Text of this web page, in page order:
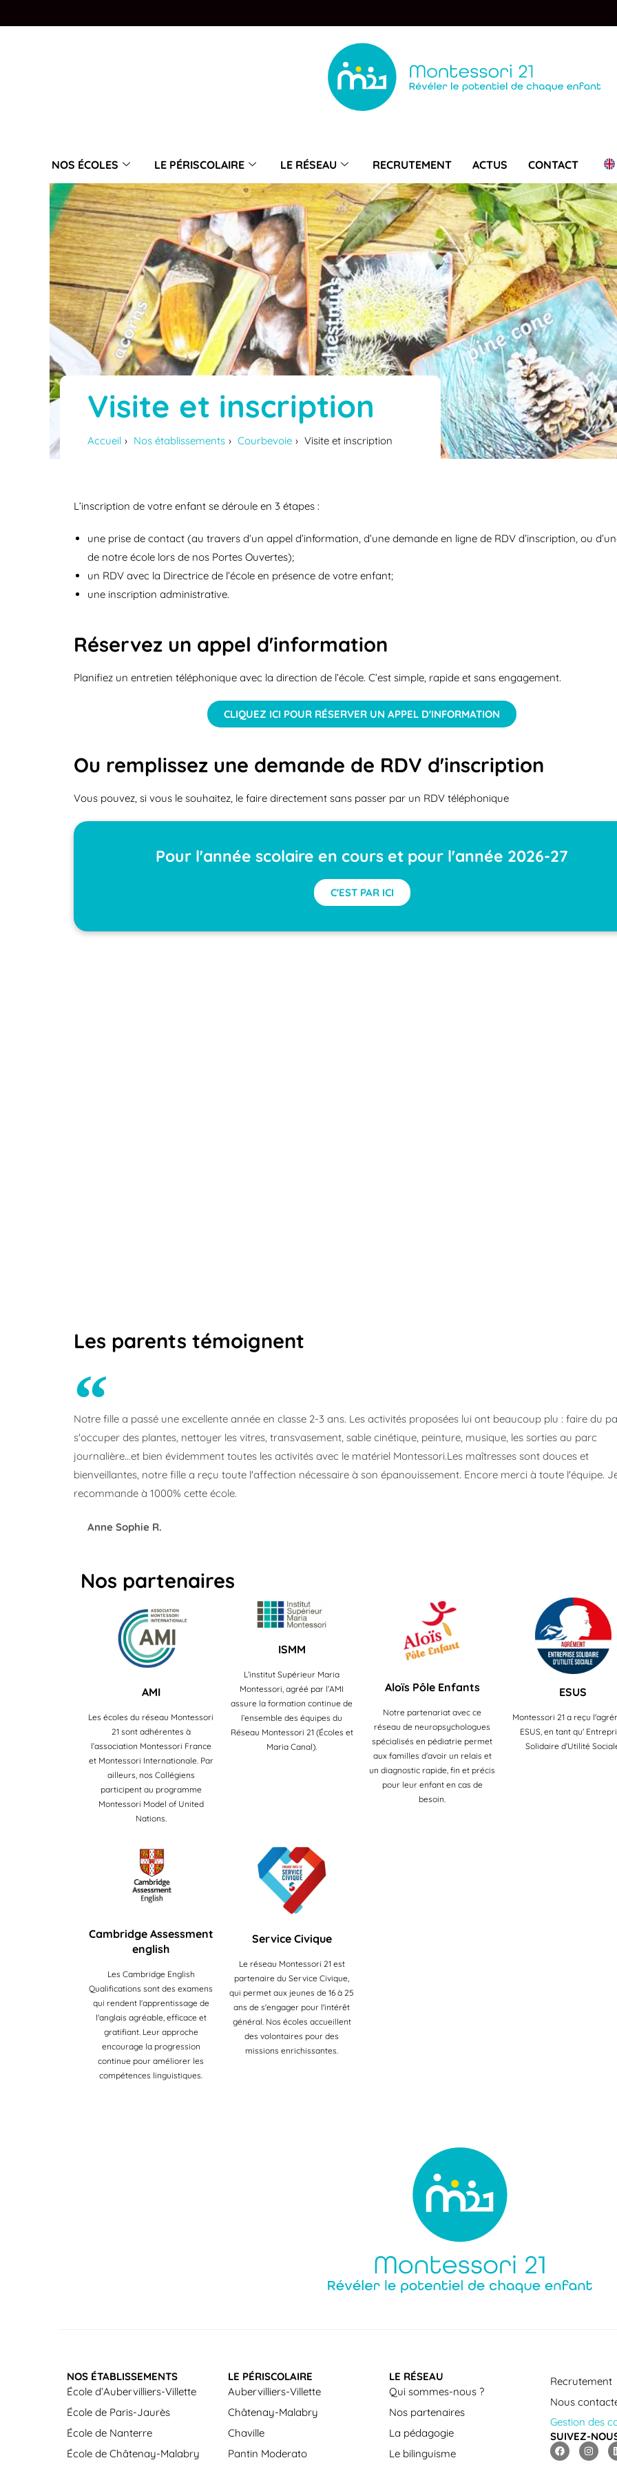
NOS ÉCOLES LE PÉRISCOLAIRE LE RÉSEAU RECRUTEMENT ACTUS CONTACT
Visite et inscription
Accueil Nos établissements Courbevoie Visite et inscription
L’inscription de votre enfant se déroule en 3 étapes :
une prise de contact (au travers d’un appel d’information, d’une demande en ligne de RDV d’inscription, ou
de notre école lors de nos Portes Ouvertes);
un RDV avec la Directrice de l’école en présence de votre enfant;
une inscription administrative.
Réservez un appel d'information
Planifiez un entretien téléphonique avec la direction de l’école. C’est simple, rapide et sans engagement.
CLIQUEZ ICI POUR RÉSERVER UN APPEL D'INFORMATION
Ou remplissez une demande de RDV d'inscription
Vous pouvez, si vous le souhaitez, le faire directement sans passer par un RDV téléphonique
Pour l'année scolaire en cours et pour l'année 2026-27
C'EST PAR ICI
Les parents témoignent
Notre fille a passé une excellente année en classe 2-3 ans. Les activités proposées lui ont beaucoup plu : faire du
s'occuper des plantes, nettoyer les vitres, transvasement, sable cinétique, peinture, musique, les sorties au parc
journalière...et bien évidemment toutes les activités avec le matériel Montessori.Les maîtresses sont douces et
bienveillantes, notre fille a reçu toute l'affection nécessaire à son épanouissement. Encore merci à toute l'équipe.
recommande à 1000% cette école.
Anne Sophie R.
Nos partenaires
AMI
Les écoles du réseau Montessori
21 sont adhérentes à
l’association Montessori France
et Montessori Internationale. Par
ailleurs, nos Collégiens
participent au programme
Montessori Model of United
Nations.
ISMM
L’institut Supérieur Maria
Montessori, agréé par l’AMI
assure la formation continue de
l’ensemble des équipes du
Réseau Montessori 21 (Écoles et
Maria Canal).
Aloïs Pôle Enfants
Notre partenariat avec ce
réseau de neuropsychologues
spécialisés en pédiatrie permet
aux familles d’avoir un relais et
un diagnostic rapide, fin et précis
pour leur enfant en cas de
besoin.
ESUS
Montessori 21 a reçu
ESUS, en tant qu'
Solidaire d’Utilité
Cambridge Assessment
english
Les Cambridge English
Qualifications sont des examens
qui rendent l'apprentissage de
l'anglais agréable, efficace et
gratifiant. Leur approche
encourage la progression
continue pour améliorer les
compétences linguistiques.
Service Civique
Le réseau Montessori 21 est
partenaire du Service Civique,
qui permet aux jeunes de 16 à 25
ans de s'engager pour l'intérêt
général. Nos écoles accueillent
des volontaires pour des
missions enrichissantes.
NOS ÉTABLISSEMENTS
École d’Aubervilliers-Villette
École de Paris-Jaurès
École de Nanterre
École de Châtenay-Malabry
LE PÉRISCOLAIRE
Aubervilliers-Villette
Châtenay-Malabry
Chaville
Pantin Moderato
LE RÉSEAU
Qui sommes-nous ?
Nos partenaires
La pédagogie
Le bilinguisme
Recrutement
Nous
Gestion des
SUIVEZ-